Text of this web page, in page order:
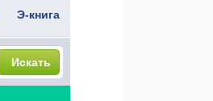
Э-книга
Искать